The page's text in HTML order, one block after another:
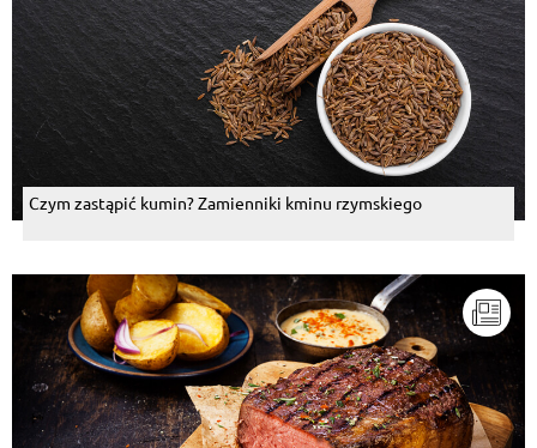
Czym zastąpić kumin? Zamienniki kminu rzymskiego